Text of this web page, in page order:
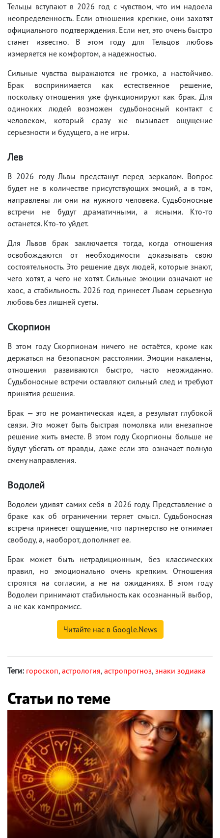
Тельцы вступают в 2026 год с чувством, что им надоела
неопределенность. Если отношения крепкие, они захотят
официального подтверждения. Если нет, это очень быстро
станет известно. В этом году для Тельцов любовь
измеряется не комфортом, а надежностью.
Сильные чувства выражаются не громко, а настойчиво.
Брак воспринимается как естественное решение,
поскольку отношения уже функционируют как брак. Для
одиноких людей возможен судьбоносный контакт с
человеком, который сразу же вызывает ощущение
серьезности и будущего, а не игры.
Лев
В 2026 году Львы предстанут перед зеркалом. Вопрос
будет не в количестве присутствующих эмоций, а в том,
направлены ли они на нужного человека. Судьбоносные
встречи не будут драматичными, а ясными. Кто-то
останется. Кто-то уйдет.
Для Львов брак заключается тогда, когда отношения
освобождаются от необходимости доказывать свою
состоятельность. Это решение двух людей, которые знают,
чего хотят, а чего не хотят. Сильные эмоции означают не
хаос, а стабильность. 2026 год принесет Львам серьезную
любовь без лишней суеты.
Скорпион
В этом году Скорпионам ничего не остаётся, кроме как
держаться на безопасном расстоянии. Эмоции накалены,
отношения развиваются быстро, часто неожиданно.
Судьбоносные встречи оставляют сильный след и требуют
принятия решения.
Брак — это не романтическая идея, а результат глубокой
связи. Это может быть быстрая помолвка или внезапное
решение жить вместе. В этом году Скорпионы больше не
будут убегать от правды, даже если это означает полную
смену направления.
Водолей
Водолеи удивят самих себя в 2026 году. Представление о
браке как об ограничении теряет смысл. Судьбоносная
встреча принесет ощущение, что партнерство не отнимает
свободу, а, наоборот, дополняет ее.
Брак может быть нетрадиционным, без классических
правил, но эмоционально очень крепким. Отношения
строятся на согласии, а не на ожиданиях. В этом году
Водолеи принимают стабильность как осознанный выбор,
а не как компромисс.
Читайте нас в Google.News
Теги: гороскоп, астрология, астропрогноз, знаки зодиака
Статьи по теме